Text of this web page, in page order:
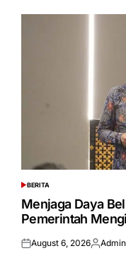
POSTED
IN
BERITA
Menjaga Daya
Pemerintah
Posted
August 6, 2026Posted